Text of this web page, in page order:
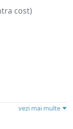
cost)
vezi mai multe